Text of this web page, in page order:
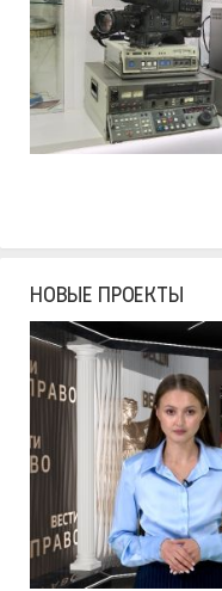
НОВЫЕ ПРОЕКТЫ